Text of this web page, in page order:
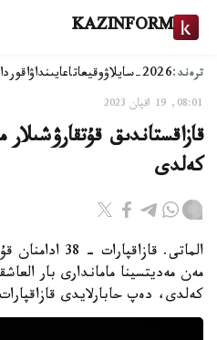
KAZINFORM
ترەند:2026-سايلاۋ وقيعاتاعايىنداۋاقوردا
08:01, 19 اقپان 2023
قازاقستاندىق
كەلدى
الماتى.
مەن مەديتسينا ماماندارى بار
كەلدى، دەپ حابارلايدى